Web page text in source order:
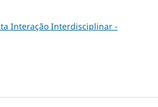
Interação Interdisciplinar -